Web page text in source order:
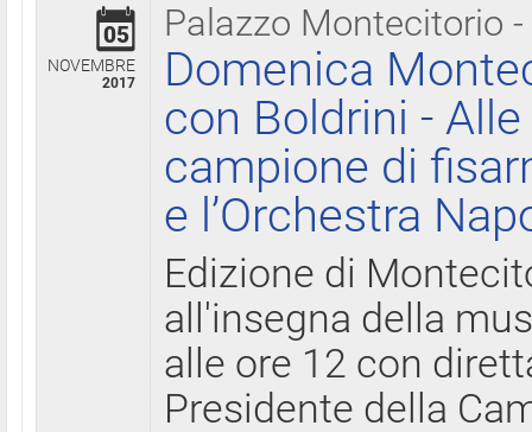
Palazzo Montecitorio
05
NOVEMBRE
2017
Domenica
con Boldrini -
campione di
e l’Orchestra
Edizione di
all'insegna della
alle ore 12 con
Presidente della